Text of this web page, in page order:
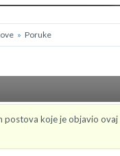
» Poruke
postova koje je objavio